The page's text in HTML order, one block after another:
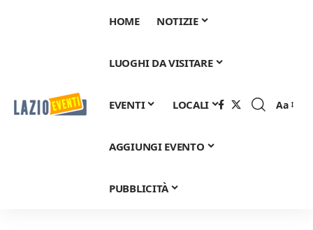
HOME NOTIZIE
LUOGHI DA VISITARE
EVENTI LOCALI
AGGIUNGI EVENTO
PUBBLICITÀ
Font
Aa